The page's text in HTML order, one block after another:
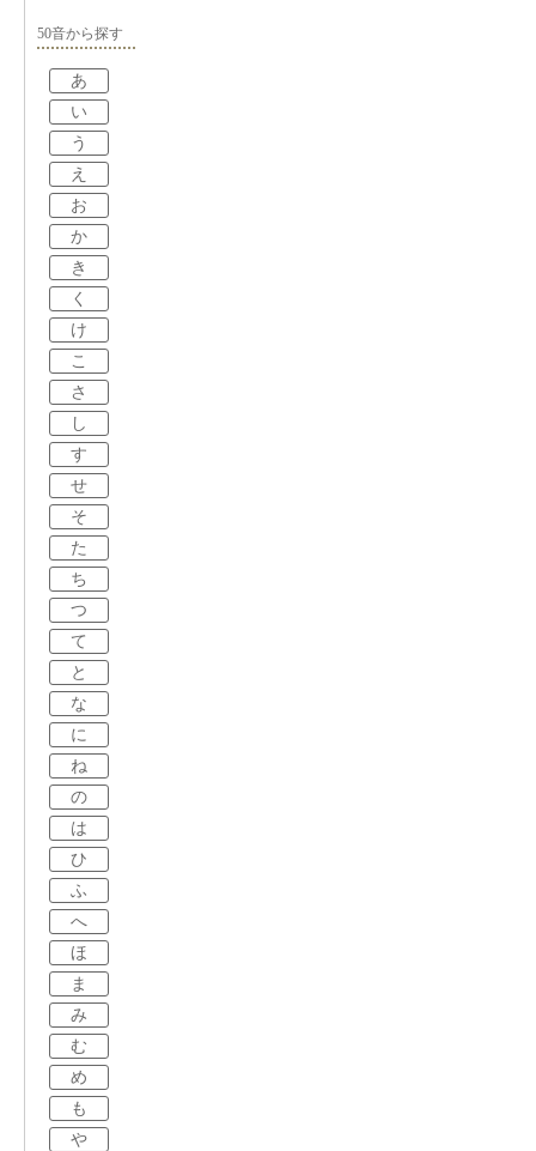
50音から探す
あ
い
う
え
お
か
き
く
け
こ
さ
し
す
せ
そ
た
ち
つ
て
と
な
に
ね
の
は
ひ
ふ
へ
ほ
ま
み
む
め
も
や